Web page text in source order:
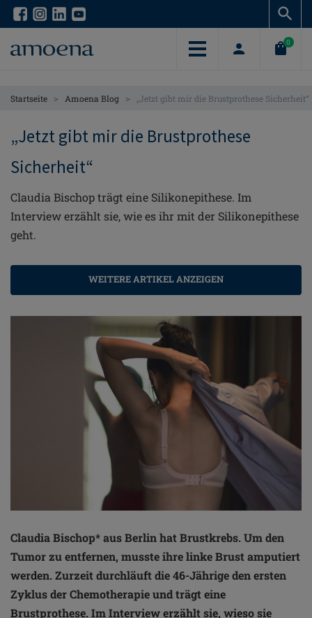
Skip
content
Skip
content
0
Startseite > Amoena Blog > „Jetzt gibt mir die Brustprothese Sicherheit“
„Jetzt gibt mir die Brustprothese
Sicherheit“
Claudia Bischop trägt eine Silikonepithese. Im
Interview erzählt sie, wie es ihr mit der Silikonepithese
geht.
WEITERE ARTIKEL ANZEIGEN
Claudia Bischop* aus Berlin hat Brustkrebs. Um den
Tumor zu entfernen, musste ihre linke Brust amputiert
werden. Zurzeit durchläuft die 46-Jährige den ersten
Zyklus der Chemotherapie und trägt eine
Brustprothese. Im Interview erzählt sie, wieso sie